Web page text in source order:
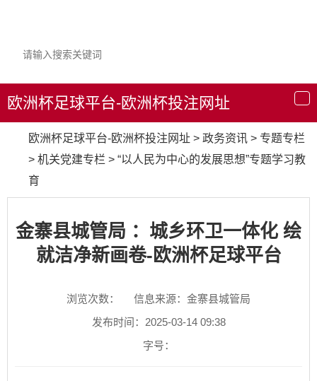
导
航
欧洲杯足球平台-欧洲杯投注网址
欧洲杯足球平台-欧洲杯投注网址 > 政务资讯 > 专题专栏
> 机关党建专栏 > “以人民为中心的发展思想”专题学习教
育
金寨县城管局 ：城乡环卫一体化 绘
就洁净新画卷-欧洲杯足球平台
浏览次数：
信息来源：金寨县城管局
发布时间：2025-03-14 09:38
字号：